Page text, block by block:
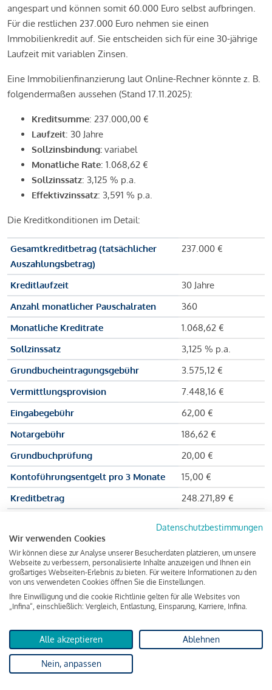
angespart und können somit 60.000 Euro selbst aufbringen.
Für die restlichen 237.000 Euro nehmen sie einen
Immobilienkredit auf. Sie entscheiden sich für eine 30-jährige
Laufzeit mit variablen Zinsen.
Eine Immobilienfinanzierung laut Online-Rechner könnte z. B.
folgendermaßen aussehen (Stand 17.11.2025):
Kreditsumme: 237.000,00 €
Laufzeit: 30 Jahre
Sollzinsbindung: variabel
Monatliche Rate: 1.068,62 €
Sollzinssatz: 3,125 % p.a.
Effektivzinssatz: 3,591 % p.a.
Die Kreditkonditionen im Detail:
Gesamtkreditbetrag (tatsächlicher
Auszahlungsbetrag)
237.000 €
Kreditlaufzeit
30 Jahre
Anzahl monatlicher Pauschalraten
360
Monatliche Kreditrate
1.068,62 €
Sollzinssatz
3,125 % p.a.
Grundbucheintragungsgebühr
3.575,12 €
Vermittlungsprovision
7.448,16 €
Eingabegebühr
62,00 €
Notargebühr
186,62 €
Grundbuchprüfung
20,00 €
Kontoführungsentgelt pro 3 Monate
15,00 €
Kreditbetrag
248.271,89 €
Zu zahlender Gesamtbetrag
Kreditvermittler
INFINA Credit
Broker GmbH
von 237.000 Euro ausgezahlt, um die Wohnung zu kaufen.
Darüber hinaus fallen aber noch einige Gebühren an (z. B. die
Grundbucheintragungsgebühr), sodass die Bank den
Datenschutzbestimmungen
Wir verwenden Cookies
Wir können diese zur Analyse unserer Besucherdaten platzieren, um unsere
Webseite zu verbessern, personalisierte Inhalte anzuzeigen und Ihnen ein
großartiges Webseiten-Erlebnis zu bieten. Für weitere Informationen zu den
von uns verwendeten Cookies öffnen Sie die Einstellungen.
Ihre Einwilligung und die cookie Richtlinie gelten für alle Websites von
„Infina“, einschließlich: Vergleich, Entlastung, Einsparung, Karriere, Infina.
Alle akzeptieren Ablehnen
Nein, anpassen